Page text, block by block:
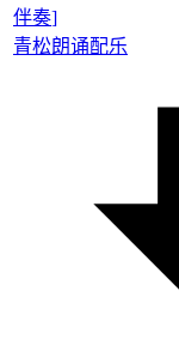
伴奏]
青松朗诵配乐